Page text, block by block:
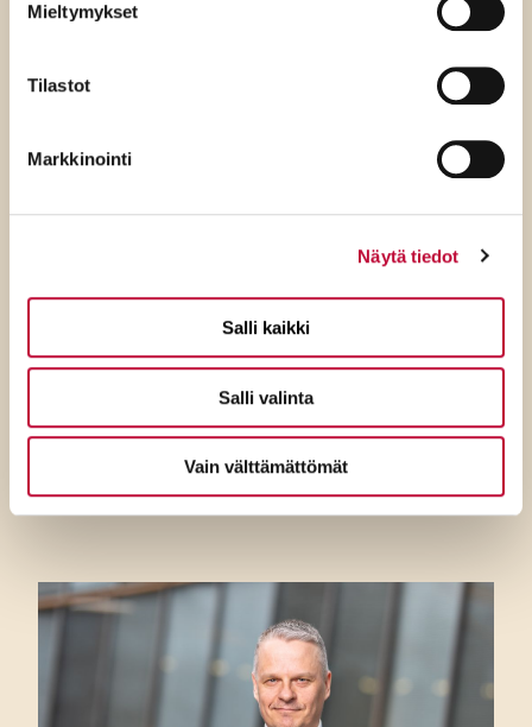
Mieltymykset
Tilastot
Markkinointi
Näytä tiedot
Salli kaikki
Salli valinta
Vain välttämättömät
7.8.2026
SDP:n Tuppurainen:
Kokoomuksen ylimielisyys
ulottuu jo ulko- ja
turvallisuuspolitiikkaan